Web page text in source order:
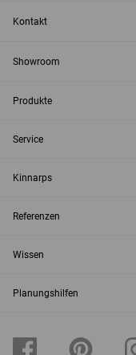
Kontakt
Showroom
Produkte
Service
Kinnarps
Referenzen
Wissen
Planungshilfen